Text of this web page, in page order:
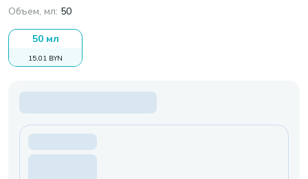
Объем, мл: 50
50 мл
15,01 BYN